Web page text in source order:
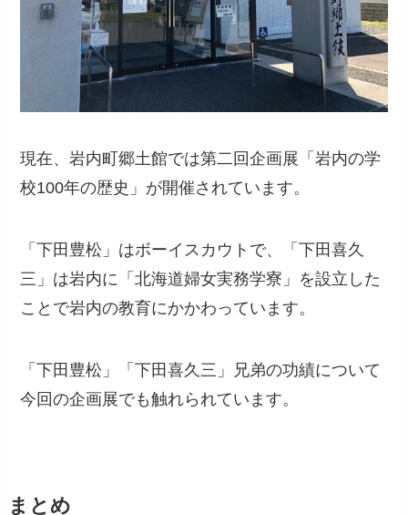
現在、岩内町郷土館では第二回企画展「岩内の学
校100年の歴史」が開催されています。
「下田豊松」はボーイスカウトで、「下田喜久
三」は岩内に「北海道婦女実務学寮」を設立した
ことで岩内の教育にかかわっています。
「下田豊松」「下田喜久三」兄弟の功績について
今回の企画展でも触れられています。
まとめ